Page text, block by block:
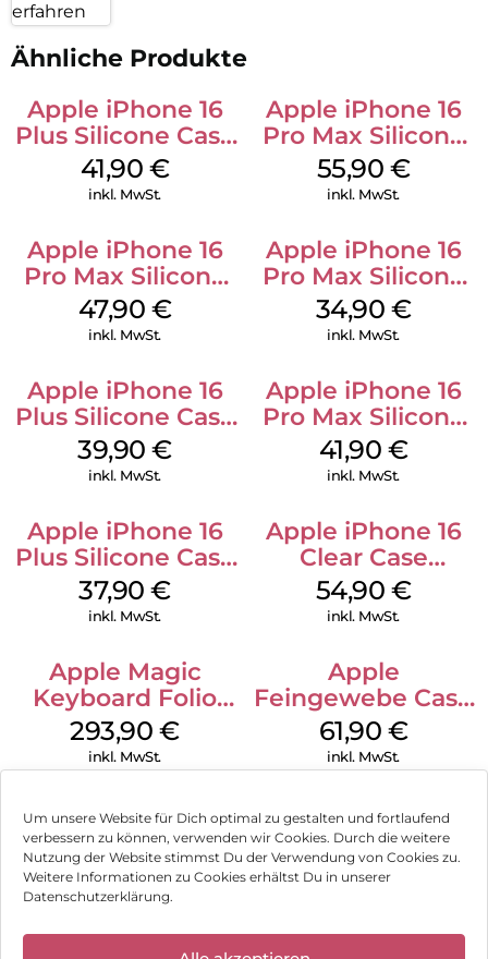
Um unsere Website für Dich optimal zu gestalten und fortlaufend
verbessern zu können, verwenden wir Cookies. Durch die weitere
Nutzung der Website stimmst Du der Verwendung von Cookies zu.
Weitere Informationen zu Cookies erhältst Du in unserer
Datenschutzerklärung.
erfahren
Ähnliche Produkte
Apple iPhone 16
Plus Silicone Case
MagSafe Stone
Gray
41,90 €
inkl. MwSt.
Apple iPhone 16
Pro Max Silicone
Case MagSafe
Stone Gray
55,90 €
inkl. MwSt.
Apple iPhone 16
Pro Max Silicone
Case MagSafe
Black
47,90 €
inkl. MwSt.
Apple iPhone 16
Pro Max Silicone
Case MagSafe
Denim
34,90 €
inkl. MwSt.
Apple iPhone 16
Plus Silicone Case
MagSafe Plum
39,90€
inkl. MwSt.
Apple iPhone 16
Pro Max Silicone
Case MagSafe
Ultramarine
41,90 €
inkl. MwSt.
Apple iPhone 16
Plus Silicone Case
MagSafe Lake
Green
37,90€
inkl. MwSt.
Apple iPhone 16
Clear Case
MagSafe
Transparent
54,90 €
inkl. MwSt.
Apple Magic
Keyboard Folio
iPad 10.9″ (10.Gen.)
Weiß
293,90€
inkl. MwSt.
Apple
Feingewebe Case
iPhone 15 Pro
MagSafe Schwarz
61,90 €
inkl. MwSt.
Impressum